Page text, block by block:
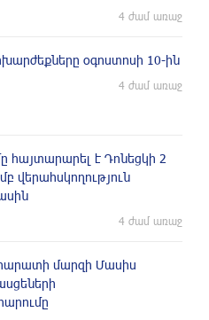
4 ժամ առաջ
օգոստոսի 10-ին
4 ժամ առաջ
հայտարարել է Դոնեցկի 2
վերահսկողություն
4 ժամ առաջ
մարզի Մասիս